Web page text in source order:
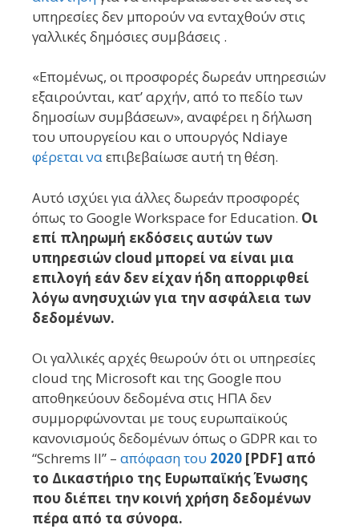
υπηρεσίες δεν μπορούν να ενταχθούν στις
γαλλικές δημόσιες συμβάσεις .
«Επομένως, οι προσφορές δωρεάν υπηρεσιών
εξαιρούνται, κατ’ αρχήν, από το πεδίο των
δημοσίων συμβάσεων», αναφέρει η δήλωση
του υπουργείου και ο υπουργός Ndiaye
φέρεται ναεπιβεβαίωσε αυτή τη θέση.
Αυτό ισχύει για άλλες δωρεάν προσφορές
όπως το Google Workspace for Education. Οι
επί πληρωμή εκδόσεις αυτών των
υπηρεσιών cloud μπορεί να είναι μια
επιλογή εάν δεν είχαν ήδη απορριφθεί
λόγω ανησυχιών για την ασφάλεια των
δεδομένων.
Οι γαλλικές αρχές θεωρούν ότι οι υπηρεσίες
cloud της Microsoft και της Google που
αποθηκεύουν δεδομένα στις ΗΠΑ δεν
συμμορφώνονται με τους ευρωπαϊκούς
κανονισμούς δεδομένων όπως ο GDPR και το
“Schrems II” – απόφαση του 2020 [PDF] από
το Δικαστήριο της Ευρωπαϊκής Ένωσης
που διέπει την κοινή χρήση δεδομένων
πέρα από τα σύνορα.